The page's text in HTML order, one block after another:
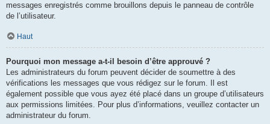
messages enregistrés comme brouillons depuis le panneau de contrôle
de l’utilisateur.
Haut
Pourquoi mon message a-t-il besoin d’être approuvé ?
Les administrateurs du forum peuvent décider de soumettre à des
vérifications les messages que vous rédigez sur le forum. Il est
également possible que vous ayez été placé dans un groupe d’utilisateurs
aux permissions limitées. Pour plus d’informations, veuillez contacter un
administrateur du forum.